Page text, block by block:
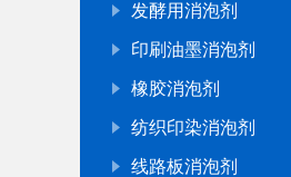
发酵用消泡剂
印刷油墨消泡剂
橡胶消泡剂
纺织印染消泡剂
线路板消泡剂